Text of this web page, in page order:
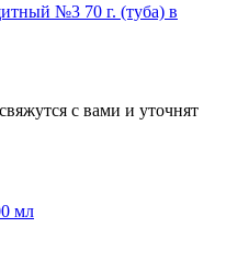
№3 70 г. (туба) в
с вами и уточнят